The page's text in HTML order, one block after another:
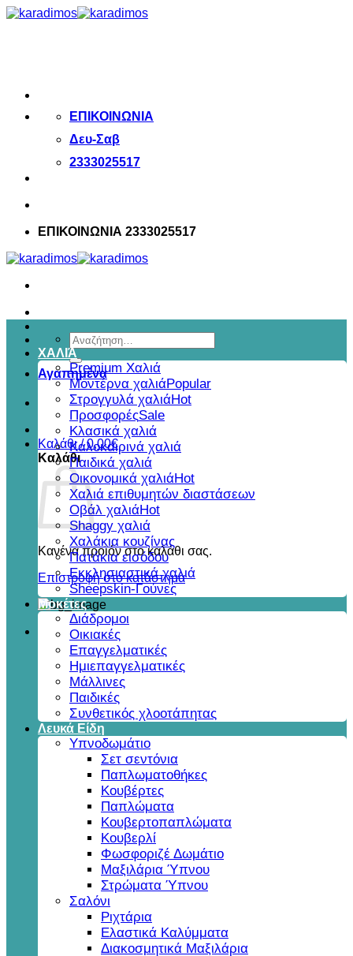
Μετάβαση
ΕΠΙΚΟΙΝΩΝΙΑ
Δευ-Σαβ
2333025517
ΕΠΙΚΟΙΝΩΝΙΑ 2333025517
Αναζήτηση
για:
Αγαπημένα
Καλάθι /0,00€
Καλάθι
Κανένα προϊόν στο καλάθι σας.
Επιστροφή στο κατάστημα
ΧΑΛΙΆ
Premium Χαλιά
Μοντέρνα χαλιά
Στρογγυλά χαλιά
Προσφορές
Κλασικά χαλιά
Καλοκαιρινά χαλιά
Παιδικά χαλιά
Οικονομικά χαλιά
Χαλιά επιθυμητών διαστάσεων
Οβάλ χαλιά
Shaggy χαλιά
Χαλάκια κουζίνας
Πατάκια εισόδου
Εκκλησιαστικά χαλιά
Sheepskin-Γούνες
Μοκέτες
Διάδρομοι
Οικιακές
Επαγγελματικές
Ημιεπαγγελματικές
Μάλλινες
Παιδικές
Συνθετικός χλοοτάπητας
Λευκά Είδη
Υπνοδωμάτιο
Σετ σεντόνια
Παπλωματοθήκες
Κουβέρτες
Παπλώματα
Κουβερτοπαπλώματα
Κουβερλί
Φωσφοριζέ Δωμάτιο
Μαξιλάρια Ύπνου
Στρώματα Ύπνου
Σαλόνι
Ριχτάρια
Ελαστικά Καλύμματα
Διακοσμητικά Μαξιλάρια